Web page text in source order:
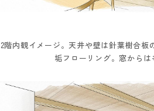
2階内観イメージ。天井や壁は針葉樹合板
垢フローリング。窓からは